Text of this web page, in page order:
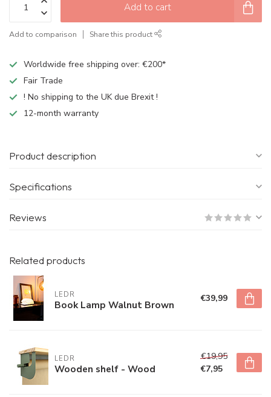
Add to cart
Add to comparison Share this product
Worldwide free shipping over: €200*
Fair Trade
! No shipping to the UK due Brexit !
12-month warranty
Product description
Specifications
Reviews
Related products
LEDR
Book Lamp Walnut Brown €39,99
LEDR
Wooden shelf - Wood
€19,95
€7,95